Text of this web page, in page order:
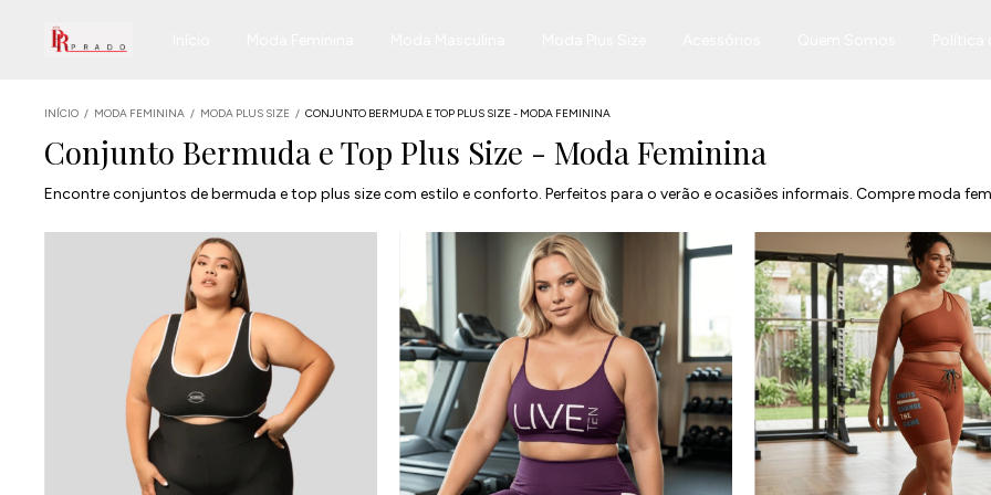
INÍCIO / MODA FEMININA / MODA PLUS SIZE / CONJUNTO BERMUDA E TOP PLUS SIZE - MODA FEMININA
Conjunto Bermuda e Top Plus Size - Moda Feminina
Encontre conjuntos de bermuda e top plus size com estilo e conforto. Perfeitos para o verão e ocasiões informais. Compre moda